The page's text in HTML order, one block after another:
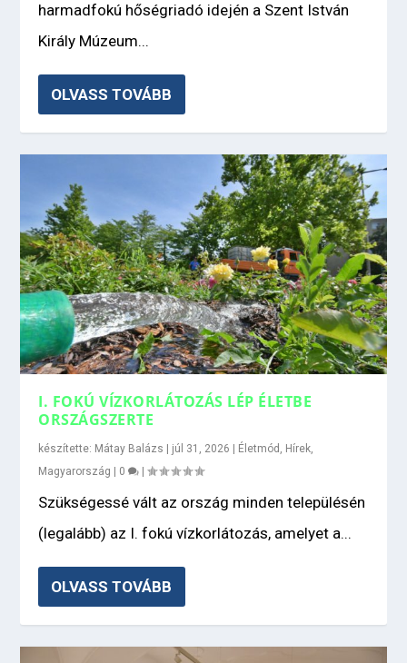
harmadfokú hőségriadó idején a Szent István
Király Múzeum...
OLVASS TOVÁBB
I. FOKÚ VÍZKORLÁTOZÁS LÉP ÉLETBE
ORSZÁGSZERTE
készítette: Mátay Balázs júl 31, 2026 Életmód , Hírek,
Magyarország
0 |
Szükségessé vált az ország minden településén
(legalább) az I. fokú vízkorlátozás, amelyet a...
OLVASS TOVÁBB